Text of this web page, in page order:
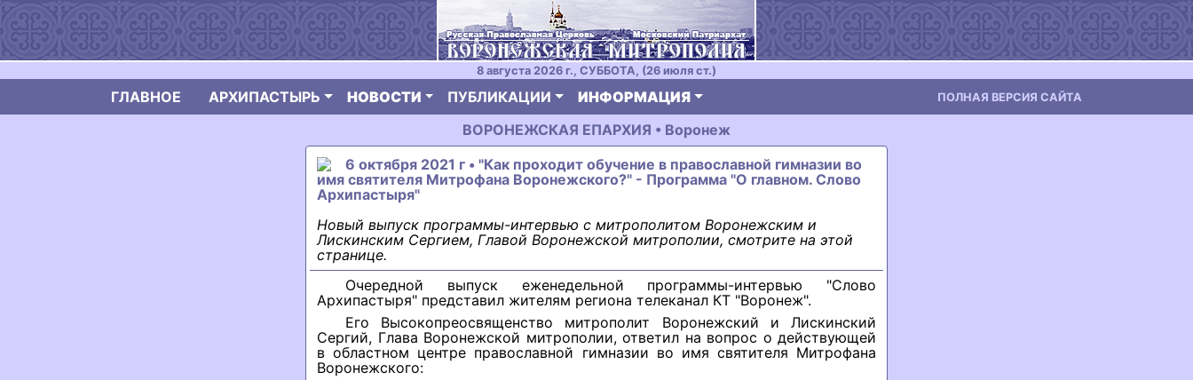
8 августа 2026 г., СУББОТА, (26 июля ст.)
ГЛАВНОЕ АРХИПАСТЫРЬ НОВОСТИ ПУБЛИКАЦИИ ИНФОРМАЦИЯ ПОЛНАЯ ВЕРСИЯ САЙТА
ВОРОНЕЖСКАЯ ЕПАРХИЯ • Воронеж
6 октября 2021 г • "Как проходит обучение в православной гимназии во
имя святителя Митрофана Воронежского?" - Программа "О главном. Слово
Архипастыря"
Новый выпуск программы-интервью с митрополитом Воронежским и
Лискинским Сергием, Главой Воронежской митрополии, смотрите на этой
странице.
Очередной выпуск еженедельной программы-интервью "Слово
Архипастыря" представил жителям региона телеканал КТ "Воронеж".
Его Высокопреосвященство митрополит Воронежский и Лискинский
Сергий, Глава Воронежской митрополии, ответил на вопрос о действующей
в областном центре православной гимназии во имя святителя Митрофана
Воронежского: